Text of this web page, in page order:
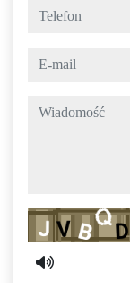
telefon
e-mail
wiadomość
Captcha